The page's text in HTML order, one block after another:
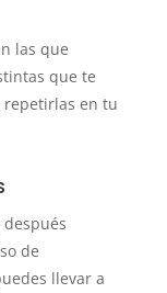
las que
que te
repetirlas en tu
de
llevar a